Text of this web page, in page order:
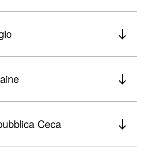
Ceca